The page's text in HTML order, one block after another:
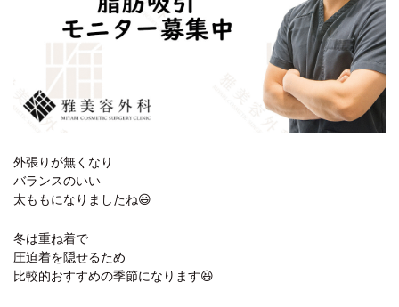
外張りが無くなり
バランスのいい
太ももになりましたね😃
冬は重ね着で
圧迫着を隠せるため
比較的おすすめの季節になります😆